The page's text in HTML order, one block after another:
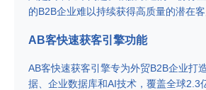
的B2B企业难以持续获得高质量的潜在客
AB客快速获客引擎功能
AB客快速获客引擎专为外贸B2B企业打
据、企业数据库和AI技术，覆盖全球2.3